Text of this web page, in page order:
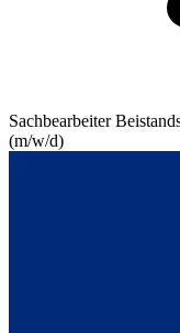
Sachbearbeiter
(m/w/d)